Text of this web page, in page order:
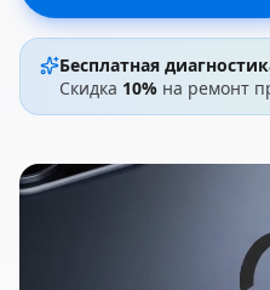
Бесплатная
Скидка 10% на ремонт